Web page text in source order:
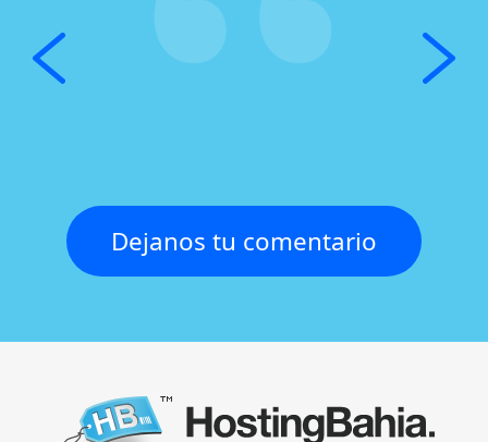
Dejanos tu comentario